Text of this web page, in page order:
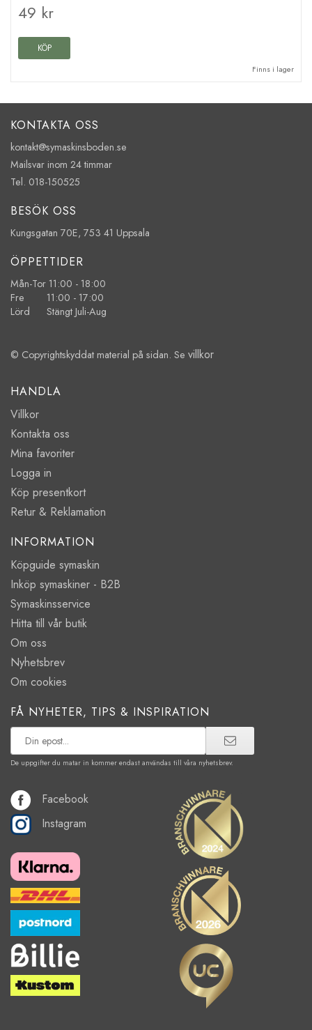
49 kr
KÖP
Finns i lager
KONTAKTA OSS
kontakt@symaskinsboden.se
Mailsvar inom 24 timmar
Tel. 018-150525
BESÖK OSS
Kungsgatan 70E, 753 41 Uppsala
ÖPPETTIDER
Mån-Tor 11:00 - 18:00
Fre 11:00 - 17:00
Lörd Stängt Juli-Aug
© Copyrightskyddat material på sidan. Se villkor
HANDLA
Villkor
Kontakta oss
Mina favoriter
Logga in
Köp presentkort
Retur & Reklamation
INFORMATION
Köpguide symaskin
Inköp symaskiner - B2B
Symaskinsservice
Hitta till vår butik
Om oss
Nyhetsbrev
Om cookies
FÅ NYHETER, TIPS & INSPIRATION
De uppgifter du matar in kommer endast användas till våra nyhetsbrev.
Facebook
Instagram